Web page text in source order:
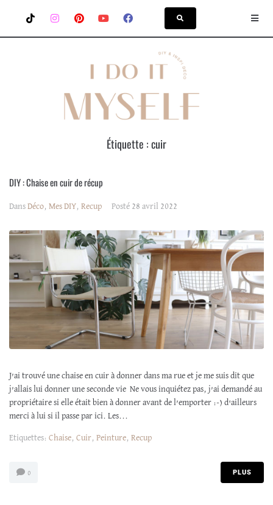
Étiquette :cuir
DIY : Chaise en cuir de récup
Dans Déco, Mes DIY, Recup Posté 28 avril 2022
J’ai trouvé une chaise en cuir à donner dans ma rue et je me suis dit que
j’allais lui donner une seconde vie Ne vous inquiétez pas, j’ai demandé au
propriétaire si elle était bien à donner avant de l’emporter :-) d'ailleurs
merci à lui si il passe par ici. Les...
Etiquettes: Chaise, Cuir, Peinture, Recup
0 PLUS